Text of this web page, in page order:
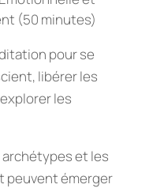
(50 minutes)
pour se
libérer les
les
archétypes et les
peuvent émerger